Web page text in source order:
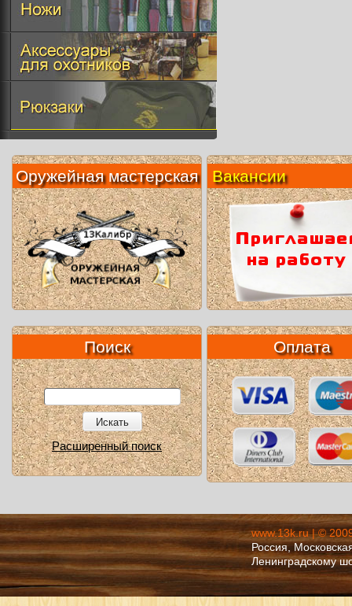
Оружейная мастерскаяВакансии
Поиск
Искать
Расширенный поиск
Оплата
www.13k.ru | ©
Россия,
Ленинградскому